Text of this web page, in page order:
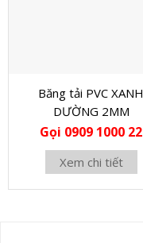
Băng tải PVC XANH
DƯỜNG 2MM
Gọi 0909 1000 22
Xem chi tiết